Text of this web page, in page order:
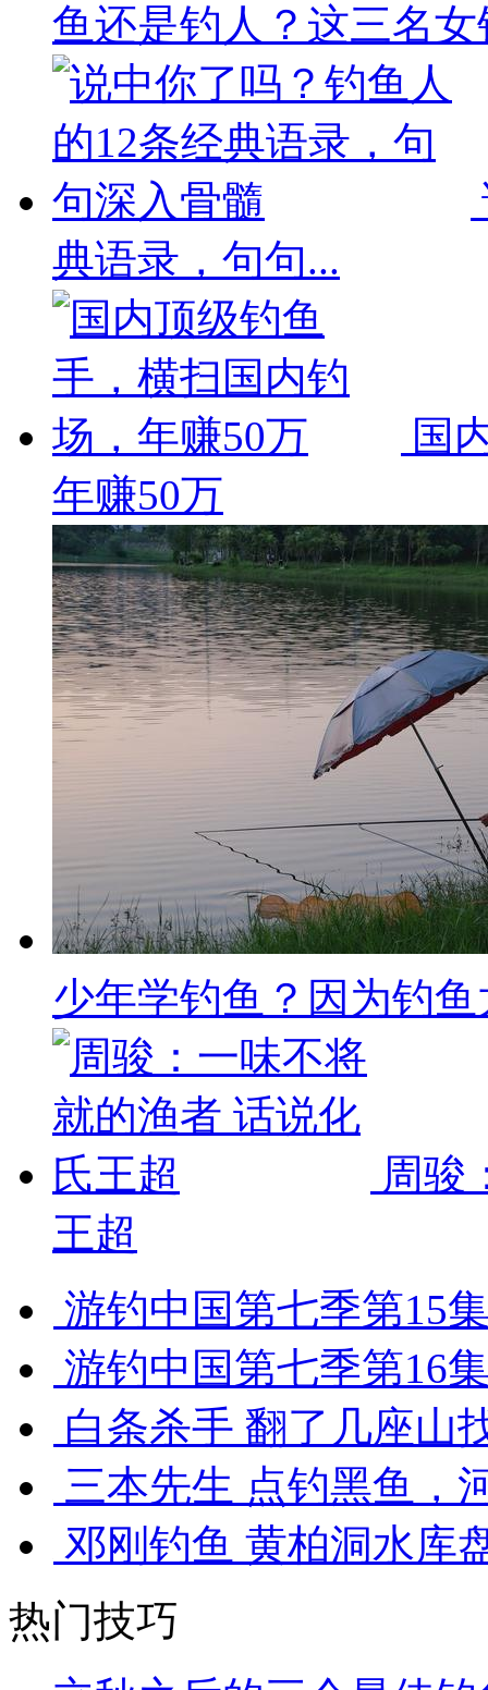
鱼还是钓人？这三名女
典语录，句句...
国
年赚50万
少年学钓鱼？因为钓鱼
周骏
王超
游钓中国第七季第15
游钓中国第七季第16
白条杀手 翻了几座山
三本先生 点钓黑鱼，
邓刚钓鱼 黄柏洞水库
热门技巧